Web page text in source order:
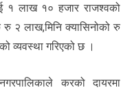
१ लाख १० हजार राजश्वको
रु २ लाख,मिनि क्यासिनोको रु
व्यवस्था गरिएको छ ।
करको दायरमा